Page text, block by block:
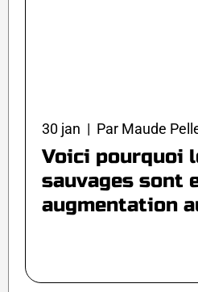
30 jan | Par Maude
Voici pourquoi
sauvages sont
augmentation